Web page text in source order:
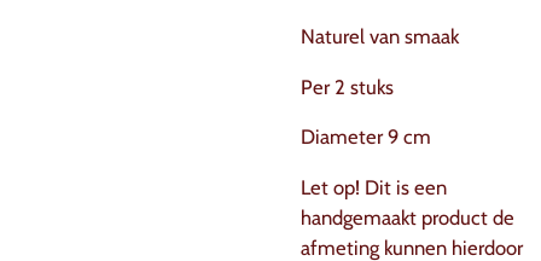
Naturel van smaak
Per 2 stuks
Diameter 9 cm
Let op! Dit is een
handgemaakt product de
afmeting kunnen hierdoor